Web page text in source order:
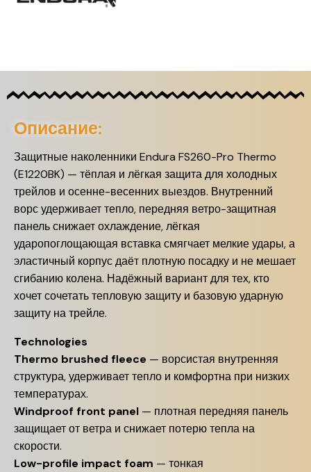
Описание:
Защитные наколенники Endura FS260-Pro Thermo
(E1220BK) — тёплая и лёгкая защита для холодных
трейлов и осенне-весенних выездов. Внутренний
ворс удерживает тепло, передняя ветро-защитная
панель снижает охлаждение, лёгкая
ударопоглощающая вставка смягчает мелкие удары, а
эластичный корпус даёт плотную посадку и не мешает
сгибанию колена. Надёжный вариант для тех, кто
хочет сочетать тепловую защиту и базовую ударную
защиту на трейле.
Technologies
Thermo brushed fleece — ворсистая внутренняя
структура, удерживает тепло и комфортна при низких
температурах.
Windproof front panel — плотная передняя панель
защищает от ветра и снижает потерю тепла на
скорости.
Low-profile impact foam — тонкая